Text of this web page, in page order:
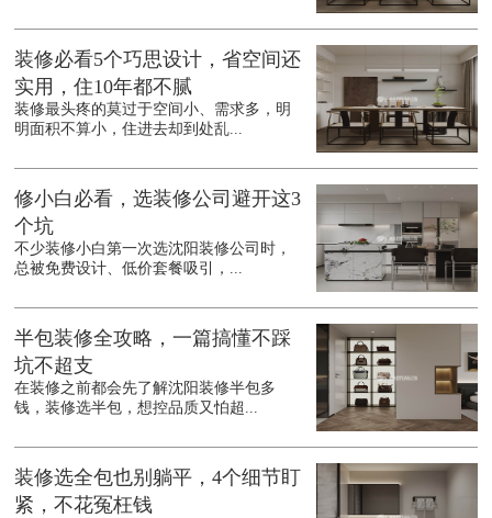
装修必看5个巧思设计，省空间还
实用，住10年都不腻
装修最头疼的莫过于空间小、需求多，明
明面积不算小，住进去却到处乱...
修小白必看，选装修公司避开这3
个坑
不少装修小白第一次选沈阳装修公司时，
总被免费设计、低价套餐吸引，...
半包装修全攻略，一篇搞懂不踩
坑不超支
在装修之前都会先了解沈阳装修半包多
钱，装修选半包，想控品质又怕超...
装修选全包也别躺平，4个细节盯
紧，不花冤枉钱